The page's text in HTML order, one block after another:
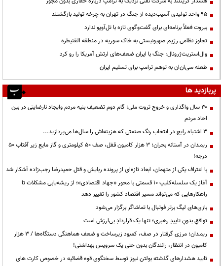
95 واحد تولیدی آسیب‌دیده از جنگ در تهران به چرخه تولید بازگشتند
بیروت فعلاً برنامه‌ای برای گفت‌وگوی تازه با تل‌آویو ندارد
تجاوز نظامی رژیم صهیونیستی به خاک سوریه در منطقه القنیطره
وال‌استریت‌ژرونال: جنگ با ایران ضعف‌های ارتش آمریکا را رو کرد
طعنه سی‌ان‌ان به توهم ترامپ برای تسلیم ایران
پربازدید ها
۳۰ سال واگذاری و خروج ثروت ملی؛ گام دوم تضعیف بنیه مردم وایجاد نارضایتی در بین
احاد مردم
3 اشتباه رایج در انتخاب رنگ صنعتی که هزینه‌اش را سال‌ها می‌پردازید...
ریمـدان در آستانه بحران؛ ۳ هزار کامیون قفل، صف ۵۰ کیلومتری و گاز مایع زیر آفتاب ۵۰
درجه!
با اعتراف یکی از متهمان، ابعاد تازه‌ای از پرونده ربایش و قتل حمیدرضا رجب‌زاده آشکار شد
آغاز یک سلسله‌کلیپ ۱۰ قسمتی با محور «جهاد اقتصادی»؛ از ریشه‌یابی مشکلات تا
راهکارهایی که می‌تواند مسیر اقتصاد کشور را تغییر دهد
بازی‌های لیگ برتر فوتبال با تماشاگر برگزار می‌شود
توافقِ بدونِ تاییدِ رهبری؛ تنها یک قراردادِ بی‌ارزش است
ریمـدان؛ مرزی گرفتار در صف، کمبود زیرساخت و ضعف هماهنگی دستگاه‌ها / ۳ هزار
کامیون در انتظار، رانندگان بدون حتی یک سرویس بهداشتی!
تایید هشدارهای گذشته بولتن نیوز توسط سخنگوی قوه قضائیه در خصوص کارت های